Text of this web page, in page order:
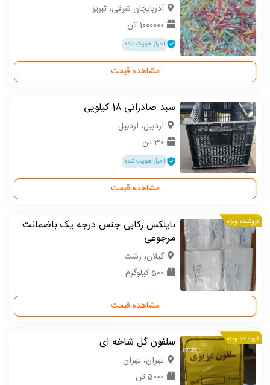
آذربایجان شرقی، تبریز
1000000 تن
احراز هویت شده
مشاهده قیمت
سبد صادراتی 18 کیلویی
اردبیل، اردبیل
30 تن
احراز هویت شده
مشاهده قیمت
فروشنده ویژه
نایلکس رکابی جنس درجه یک باضمانت
مرجوعی
گیلان، رشت
500 کیلوگرم
مشاهده قیمت
فروشنده ویژه سلفون گل شاخه ای
تهران، تهران
5000 تن